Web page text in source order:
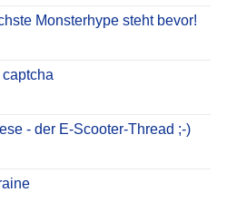
Monsterhype steht bevor!
- der E-Scooter-Thread ;-)